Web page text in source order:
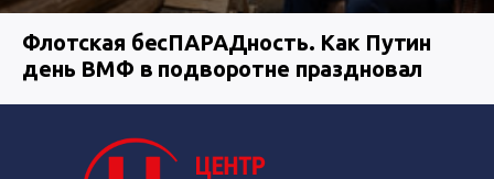
Флотская бесПАРАДность. Как Путин
день ВМФ в подворотне праздновал